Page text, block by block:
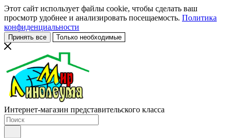
Этот сайт использует файлы cookie, чтобы сделать ваш
просмотр удобнее и анализировать посещаемость. Политика
конфиденциальности
Принять все Только необходимые
Интернет-магазин представительского класса